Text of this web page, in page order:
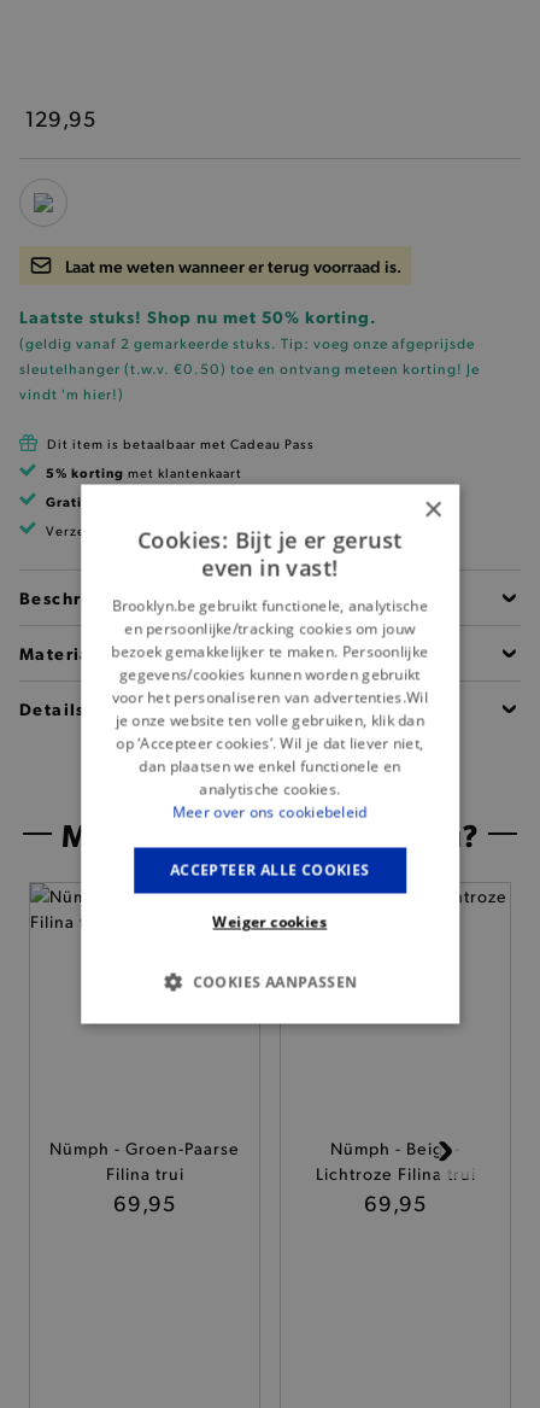
129,95
Laat me weten wanneer er terug voorraad is.
Laatste stuks! Shop nu met 50% korting.
(geldig vanaf 2 gemarkeerde stuks. Tip: voeg onze afgeprijsde
sleutelhanger (t.w.v. €0.50) toe en ontvang meteen korting! Je
vindt 'm hier!)
Dit item is betaalbaar met Cadeau Pass
5% korting met klantenkaart
Gratis verzending
Verzending binnen 1 à 2 werkdagen
Beschrijving
Materiaal
Details
Misschien is dit iets voor jou?
Nümph - Groen-Paarse
Filina trui
69,95
Nümph - Beige-
Lichtroze Filina trui
69,95
×
Cookies: Bijt je er gerust
even in vast!
Brooklyn.be gebruikt functionele, analytische
en persoonlijke/tracking cookies om jouw
bezoek gemakkelijker te maken. Persoonlijke
gegevens/cookies kunnen worden gebruikt
voor het personaliseren van advertenties.Wil
je onze website ten volle gebruiken, klik dan
op ‘Accepteer cookies’. Wil je dat liever niet,
dan plaatsen we enkel functionele en
analytische cookies.
Meer over ons cookiebeleid
ACCEPTEER ALLE COOKIES
Weiger cookies
COOKIES AANPASSEN
BASIS COOKIES
TARGETING
FUNCTIONALITEIT